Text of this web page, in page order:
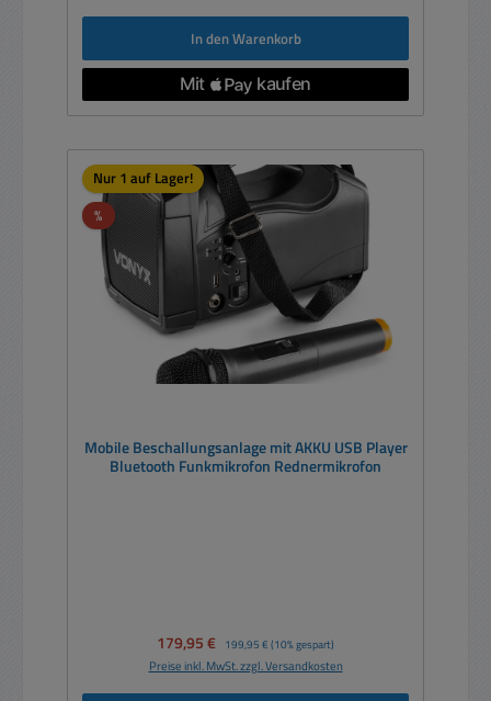
In den Warenkorb
Nur 1 auf Lager!
%Rabatt
Mobile Beschallungsanlage mit AKKU USB Player
Bluetooth Funkmikrofon Rednermikrofon
Verkaufspreis:
179,95 € Regulärer Preis:
199,95 € (10% gespart)
Preise inkl. MwSt. zzgl. Versandkosten